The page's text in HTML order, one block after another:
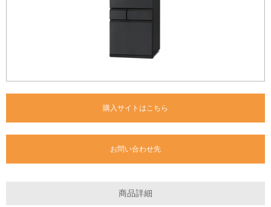
購入サイトはこちら
お問い合わせ先
商品詳細